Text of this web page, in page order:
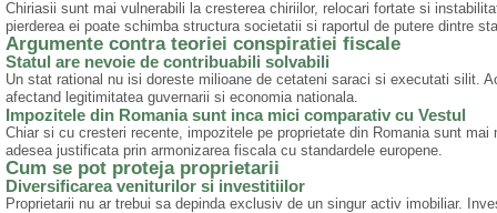
Chiriasii sunt mai vulnerabili la cresterea chiriilor, relocari fortate si
pierderea ei poate schimba structura societatii si raportul de putere dintre
Argumente contra teoriei conspiratiei fiscale
Statul are nevoie de contribuabili solvabili
Un stat rational nu isi doreste milioane de cetateni saraci si executati silit.
afectand legitimitatea guvernarii si economia nationala.
Impozitele din Romania sunt inca mici comparativ cu Vestul
Chiar si cu cresteri recente, impozitele pe proprietate din Romania sunt
adesea justificata prin armonizarea fiscala cu standardele europene.
Cum se pot proteja proprietarii
Diversificarea veniturilor si investitiilor
Proprietarii nu ar trebui sa depinda exclusiv de un singur activ imobiliar.